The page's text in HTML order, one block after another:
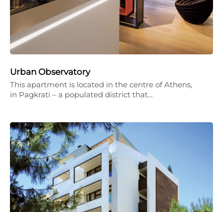
Urban Observatory
This apartment is located in the centre of Athens,
in Pagkrati – a populated district that…